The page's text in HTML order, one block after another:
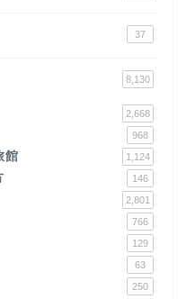
37
8,130
2,668
968
館 1,124
146
2,801
766
129
63
250